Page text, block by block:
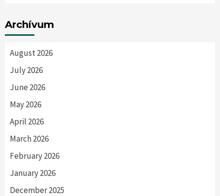
Archívum
August 2026
July 2026
June 2026
May 2026
April 2026
March 2026
February 2026
January 2026
December 2025